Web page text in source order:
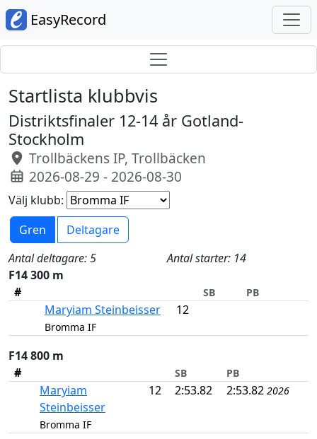
EasyRecord
Startlista klubbvis
Distriktsfinaler 12-14 år Gotland-
Stockholm
Trollbäckens IP, Trollbäcken
2026-08-29 - 2026-08-30
Välj klubb:
Gren
Deltagare
Antal deltagare: 5
Antal starter: 14
F14 300 m
#
SB PB
Maryiam Steinbeisser
Bromma IF
12
F14 800 m
#
SB PB
Maryiam
Steinbeisser
Bromma IF
12 2:53.82 2:53.82 2026